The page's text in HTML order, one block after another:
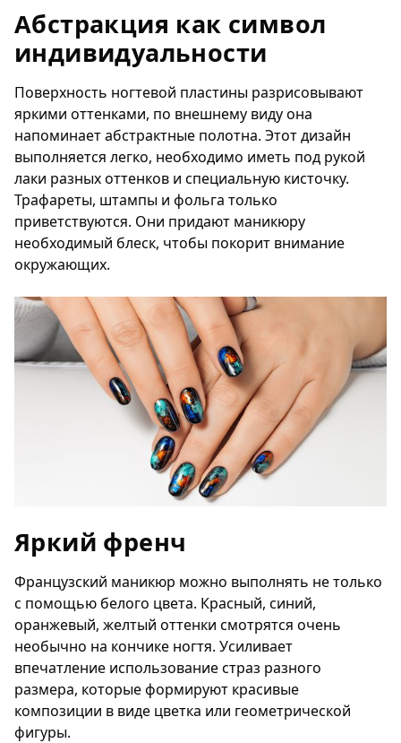
Абстракция как символ
индивидуальности
Поверхность ногтевой пластины разрисовывают
яркими оттенками, по внешнему виду она
напоминает абстрактные полотна. Этот дизайн
выполняется легко, необходимо иметь под рукой
лаки разных оттенков и специальную кисточку.
Трафареты, штампы и фольга только
приветствуются. Они придают маникюру
необходимый блеск, чтобы покорит внимание
окружающих.
Яркий френч
Французский маникюр можно выполнять не только
с помощью белого цвета. Красный, синий,
оранжевый, желтый оттенки смотрятся очень
необычно на кончике ногтя. Усиливает
впечатление использование страз разного
размера, которые формируют красивые
композиции в виде цветка или геометрической
фигуры.